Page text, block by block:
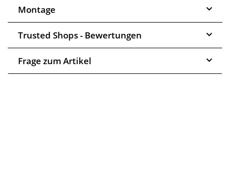
Montage
Trusted Shops - Bewertungen
Frage zum Artikel